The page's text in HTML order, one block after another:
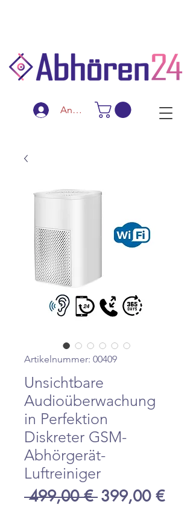
Anmelden
Artikelnummer: 00409
Unsichtbare
Audioüberwachung
in Perfektion
Diskreter GSM-
Abhörgerät-
Luftreiniger
499,00 € Standardpreis
399,00 €Sale-